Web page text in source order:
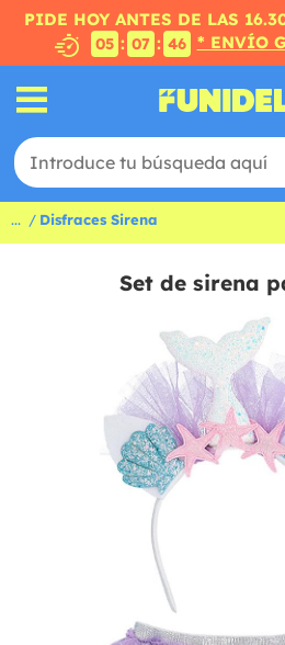
PIDE HOY ANTES DE LAS
05 : 07 : 45 * ENVÍO
... Disfraces Sirena
Set de sirena